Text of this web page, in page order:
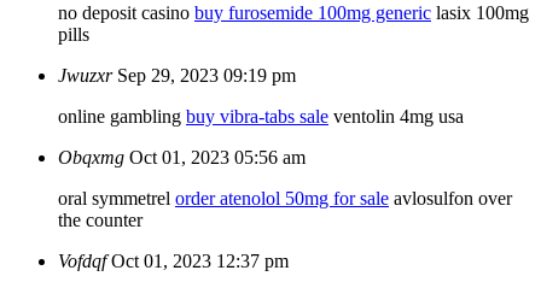
no deposit casino buy furosemide 100mg generic lasix 100mg
pills
Jwuzxr Sep 29, 2023 09:19 pm
online gambling buy vibra-tabs sale ventolin 4mg usa
Obqxmg Oct 01, 2023 05:56 am
oral symmetrel order atenolol 50mg for sale avlosulfon over
the counter
Vofdqf Oct 01, 2023 12:37 pm